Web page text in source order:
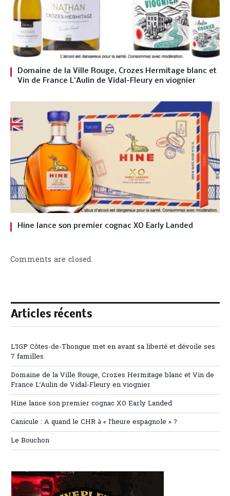
Domaine de la Ville Rouge, Crozes Hermitage blanc et
Vin de France L’Aulin de Vidal-Fleury en viognier
Hine lance son premier cognac XO Early Landed
Comments are closed.
Articles récents
L’IGP Côtes-de-Thongue met en avant sa liberté et dévoile ses
7 familles
Domaine de la Ville Rouge, Crozes Hermitage blanc et Vin de
France L’Aulin de Vidal-Fleury en viognier
Hine lance son premier cognac XO Early Landed
Canicule : A quand le CHR à « l’heure espagnole » ?
Le Bouchon